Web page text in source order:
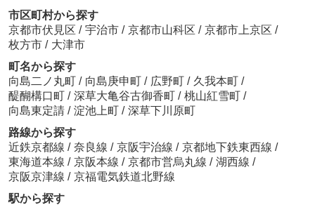
市区町村から探す
京都市伏見区 / 宇治市 / 京都市山科区 / 京都市上京区 /
枚方市 / 大津市
町名から探す
向島二ノ丸町 / 向島庚申町 / 広野町 / 久我本町 /
醍醐構口町 / 深草大亀谷古御香町 / 桃山紅雪町 /
向島東定請 / 淀池上町 / 深草下川原町
路線から探す
近鉄京都線 / 奈良線 / 京阪宇治線 / 京都地下鉄東西線 /
東海道本線 / 京阪本線 / 京都市営烏丸線 / 湖西線 /
京阪京津線 / 京福電気鉄道北野線
駅から探す